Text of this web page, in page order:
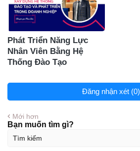
Phát Triển Năng Lực
Nhân Viên Bằng Hệ
Thống Đào Tạo
Đăng nhận xét (0)
Mới hơn
Bạn muốn tìm gì?